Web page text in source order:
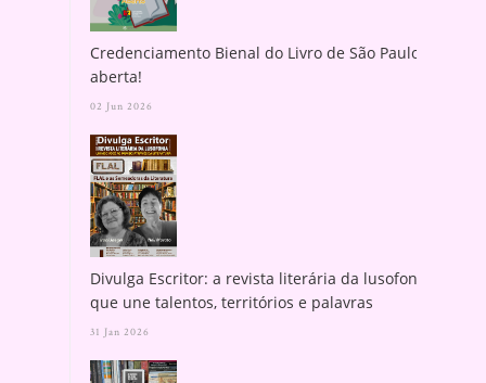
Credenciamento Bienal do Livro de São Paulo
aberta!
02 Jun 2026
Divulga Escritor: a revista literária da lusofonia
que une talentos, territórios e palavras
31 Jan 2026